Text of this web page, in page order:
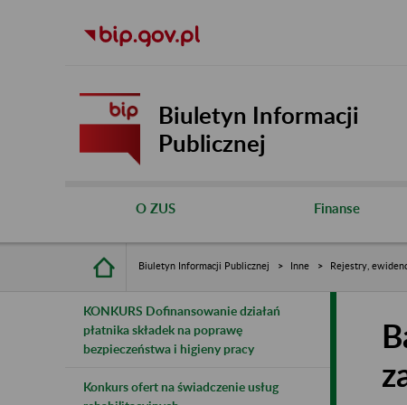
Biuletyn Informacji
Publicznej
O ZUS Finanse
Biuletyn Informacji Publicznej Inne Rejestry,
KONKURS Dofinansowanie działań
płatnika składek na poprawę
bezpieczeństwa i higieny pracy
Konkurs ofert na świadczenie usług